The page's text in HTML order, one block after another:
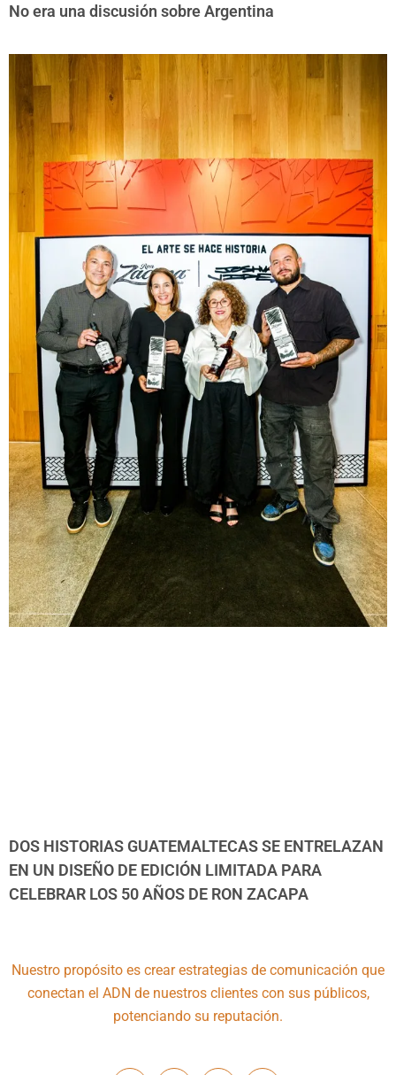
No era una discusión sobre Argentina
DOS HISTORIAS GUATEMALTECAS SE ENTRELAZAN
EN UN DISEÑO DE EDICIÓN LIMITADA PARA
CELEBRAR LOS 50 AÑOS DE RON ZACAPA
Nuestro propósito es crear estrategias de comunicación que
conectan el ADN de nuestros clientes con sus públicos,
potenciando su reputación.